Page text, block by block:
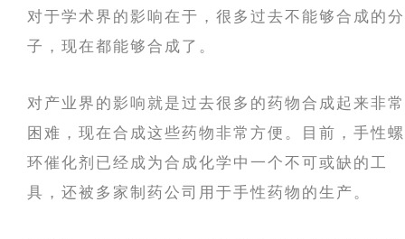
对于学术界的影响在于，很多过去不能够合成的分
子，现在都能够合成了。
对产业界的影响就是过去很多的药物合成起来非常
困难，现在合成这些药物非常方便。目前，手性螺
环催化剂已经成为合成化学中一个不可或缺的工
具，还被多家制药公司用于手性药物的生产。